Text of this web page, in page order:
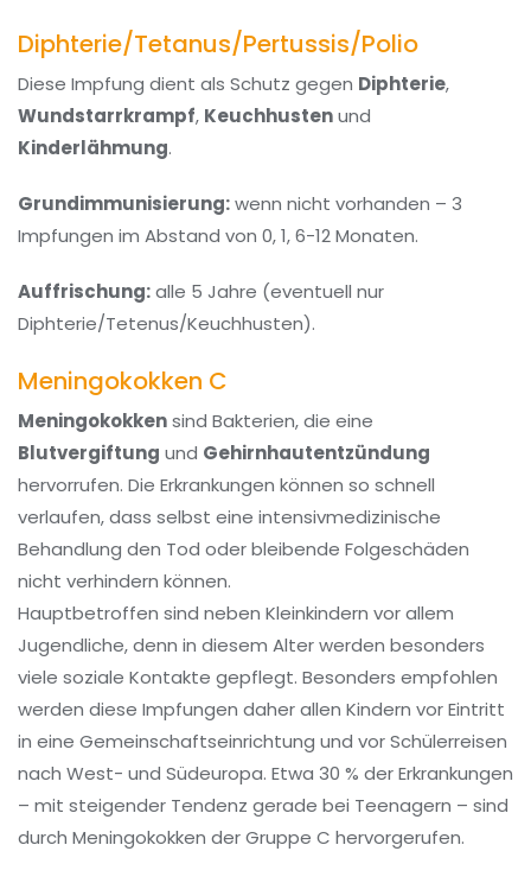
Diphterie/Tetanus/Pertussis/Polio
Diese Impfung dient als Schutz gegen Diphterie,
Wundstarrkrampf, Keuchhustenund
Kinderlähmung.
Grundimmunisierung:wenn nicht vorhanden – 3
Impfungen im Abstand von 0, 1, 6-12 Monaten.
Auffrischung:alle 5 Jahre (eventuell nur
Diphterie/Tetenus/Keuchhusten).
Meningokokken C
Meningokokkensind Bakterien, die eine
Blutvergiftung und Gehirnhautentzündung
hervorrufen. Die Erkrankungen können so schnell
verlaufen, dass selbst eine intensivmedizinische
Behandlung den Tod oder bleibende Folgeschäden
nicht verhindern können.
Hauptbetroffen sind neben Kleinkindern vor allem
Jugendliche, denn in diesem Alter werden besonders
viele soziale Kontakte gepflegt. Besonders empfohlen
werden diese Impfungen daher allen Kindern vor Eintritt
in eine Gemeinschaftseinrichtung und vor Schülerreisen
nach West- und Südeuropa. Etwa 30 % der Erkrankungen
– mit steigender Tendenz gerade bei Teenagern – sind
durch Meningokokken der Gruppe C hervorgerufen.